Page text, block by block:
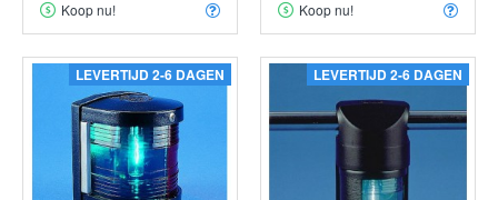
Koop nu! Koop nu!
LEVERTIJD 2-6 DAGEN LEVERTIJD 2-6 DAGEN